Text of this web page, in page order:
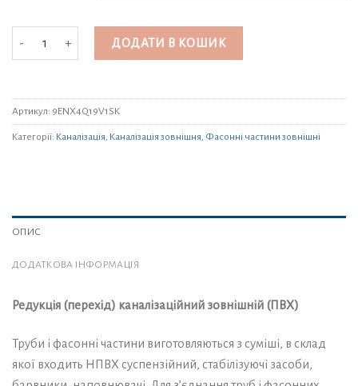
Редукція (перехід) каналізаційний зовнішній (ПВХ) кількість
ДОДАТИ В КОШИК
Артикул: 9ENX4Q19V1SK
Категорії: Каналізація Каналізація зовнішня Фасонні частини зовнішні
ОПИС
ДОДАТКОВА ІНФОРМАЦІЯ
Редукція (перехід) каналізаційний зовнішній (ПВХ)
Труби і фасонні частини виготовляються з суміші, в склад
якої входить НПВХ суспензійний, стабілізуючі засоби,